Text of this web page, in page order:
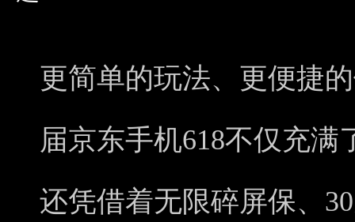
更简单的玩法、更便捷
届京东手机618不仅充满
还凭借着无限碎屏保、